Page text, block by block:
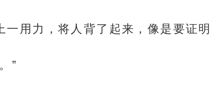
用力，将人背了起来，像是要证
”